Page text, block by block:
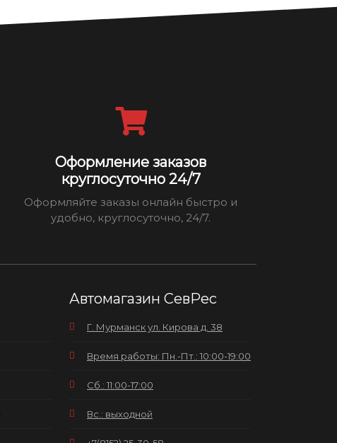
Оформление заказов
круглосуточно 24/7
Оформляйте заказы онлайн быстро и
удобно, круглосуточно, 24/7.
Автомагазин СевРес
Г. Мурманск ул. Кирова д. 38
Время работы: Пн.-Пт.: 10:00-19:00
Сб.: 11:00-17:00
Вс.: выходной